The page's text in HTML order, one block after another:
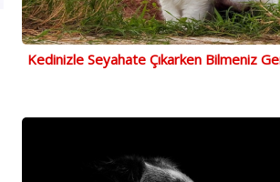
Kedinizle Seyahate Çıkarken Bilmeniz